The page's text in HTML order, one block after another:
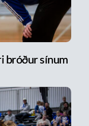
bróður sínum